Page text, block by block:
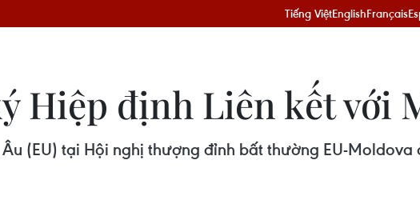
Tiếng ViệtEnglishFrançais
Hiệp định Liên kết với
(EU) tại Hội nghị thượng đỉnh bất thường EU-Moldova